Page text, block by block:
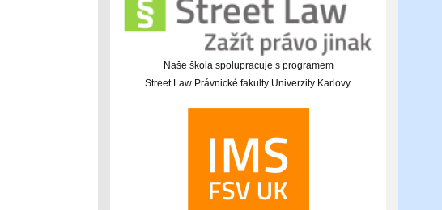
Naše škola spolupracuje s programem
Street Law Právnické fakulty Univerzity Karlovy.